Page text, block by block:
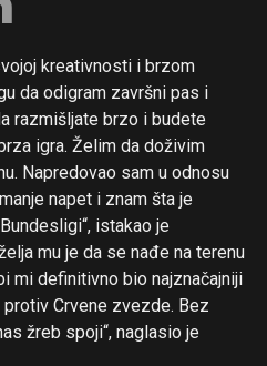
kreativnosti i brzom
da odigram završni pas i
razmišljate brzo i budete
igra. Želim da doživim
Napredovao sam u odnosu
napet i znam šta je
istakao je
mu je da se nađe na terenu
mi definitivno bio najznačajniji
Crvene zvezde. Bez
žreb spoji“, naglasio je